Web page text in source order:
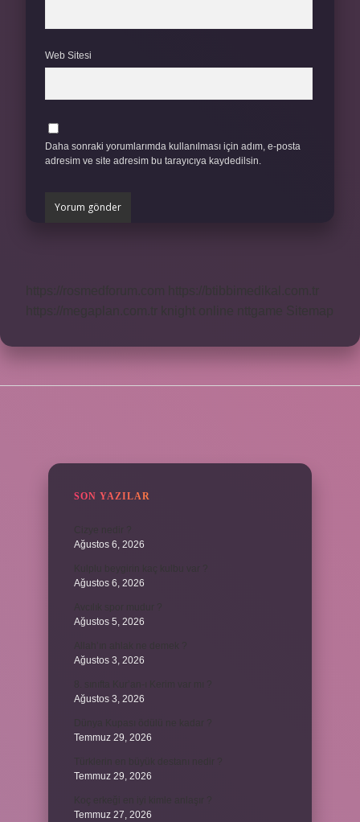
Web Sitesi
Daha sonraki yorumlarımda kullanılması için adım, e-posta
adresim ve site adresim bu tarayıcıya kaydedilsin.
SON YAZILAR
Ağustos 6, 2026
Ağustos 6, 2026
Ağustos 5, 2026
Ağustos 3, 2026
Ağustos 3, 2026
Temmuz 29, 2026
Temmuz 29, 2026
Temmuz 27, 2026